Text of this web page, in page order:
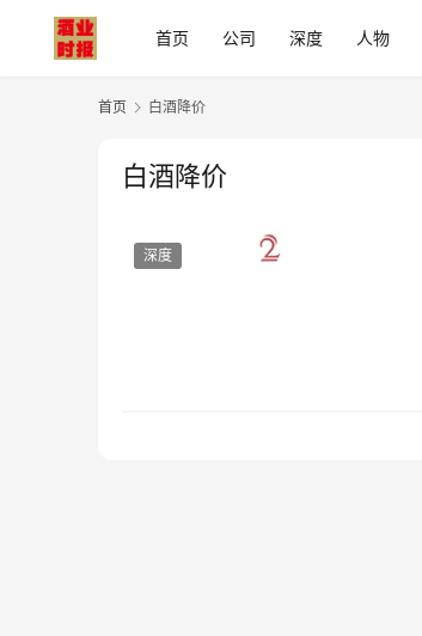
首页 公司 深度 人物
首页 白酒降价
白酒降价
深度